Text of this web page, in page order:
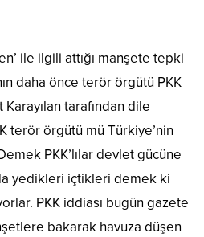
ile ilgili attığı manşete tepki
daha önce terör örgütü PKK
Karayılan tarafından dile
terör örgütü mü Türkiye’nin
PKK’lılar devlet gücüne
yedikleri içtikleri demek ki
PKK iddiası bugün gazete
bakarak havuza düşen